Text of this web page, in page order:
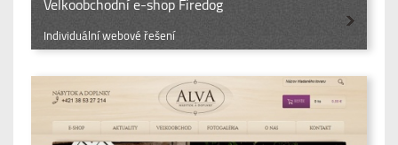
Velkoobchodní e-shop Firedog
Individuální webové řešení